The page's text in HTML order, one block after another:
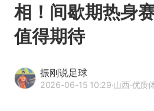
相！间歇期热身
值得期待
振刚说足球
2026-06-15 10:29·山西·优质体